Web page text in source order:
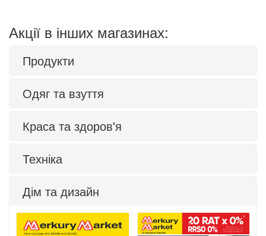
Акції в інших магазинах:
Продукти
Одяг та взуття
Краса та здоров'я
Техніка
Дім та дизайн